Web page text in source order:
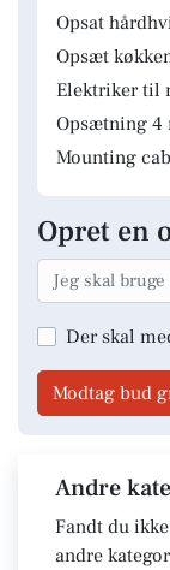
Opsat
Opsæt
Elektriker til
Opsætning 4
Mounting
Opret en
Der skal
Modtag bud
Andre
Fandt du
andre